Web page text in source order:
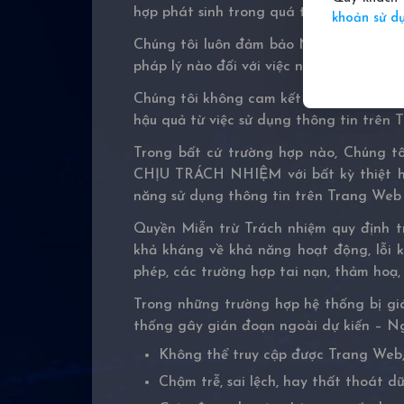
hợp phát sinh trong quá trình sử dụng
Chúng tôi luôn đảm bảo Người dùng
pháp lý nào đối với việc này.
Chúng tôi không cam kết Trang Web
hậu quả từ việc sử dụng thông tin trên
Trong bất cứ trường hợp nào, Chúng
CHỊU TRÁCH NHIỆM với bất kỳ thiệt
năng sử dụng thông tin trên Trang
Quyền Miễn trừ Trách nhiệm quy
khả kháng về khả năng hoạt động, lỗi
phép, các trường hợp tai nạn, thảm
Trong những trường hợp hệ thống bị
thống gây gián đoạn ngoài dự kiến –
Không thể truy cập được Trang
Chậm trễ, sai lệch, hay thất thoát
khoản sử